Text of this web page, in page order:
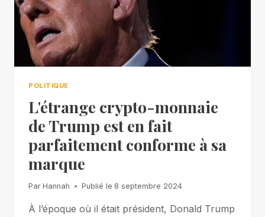
POLITIQUE
L'étrange crypto-monnaie
de Trump est en fait
parfaitement conforme à sa
marque
Par Hannah Publié le 8 septembre 2024
À l’époque où il était président, Donald Trump